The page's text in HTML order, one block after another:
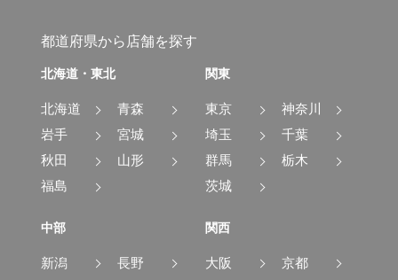
都道府県から店舗を探す
北海道・東北
北海道
青森
岩手
宮城
秋田
山形
福島
関東
東京
神奈川
埼玉
千葉
群馬
栃木
茨城
中部
新潟
長野
関西
大阪
京都